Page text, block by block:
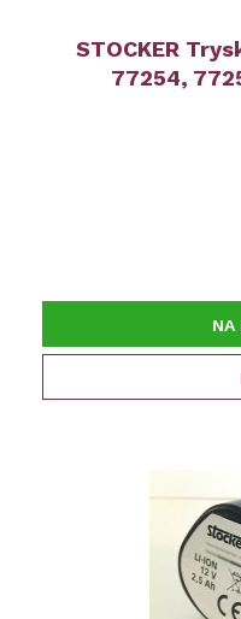
STOCKER
77254,
NA